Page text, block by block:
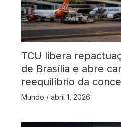
TCU libera
de Brasília e abre
reequilíbrio da
Mundo / abril 1, 2026